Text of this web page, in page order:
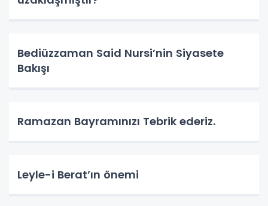
Bediüzzaman Said Nursi’nin Siyasete
Bakışı
Ramazan Bayramınızı Tebrik ederiz.
Leyle-i Berat’ın önemi